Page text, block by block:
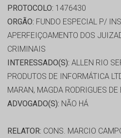
PROTOCOLO: 1476430
ORGÃO: FUNDO ESPECIAL P/
APERFEIÇOAMENTO DOS
CRIMINAIS
INTERESSADO(S): ALLEN RIO
PRODUTOS DE INFORMÁTICA
MARAN, MAGDA RODRIGUES
ADVOGADO(S): NÃO HÁ
RELATOR: CONS. MARCIO